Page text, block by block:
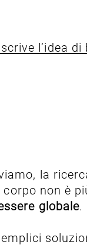
l’idea di
la
non è
globale.